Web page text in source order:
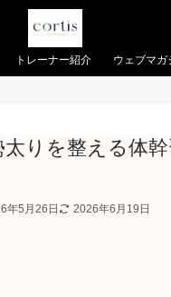
トレーナー紹介 ウェブマガ
太りを整える体
年5月26日 2026年6月19日